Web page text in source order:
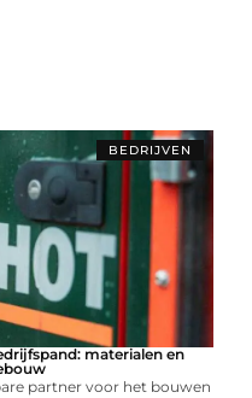
BEDRIJVEN
materialen en
partner voor het bouwen